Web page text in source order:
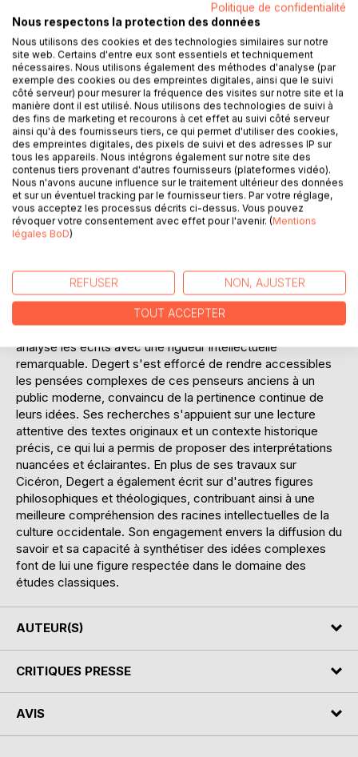
Cicéron a navigué entre les idéaux philosophiques et les
réalités politiques de son temps. Degert démontre
comment Cicéron a cherché à concilier la vie active et la
vie contemplative, proposant une éthique applicable tant à
l'individu qu'à la société. En plongeant dans les réflexions
de Cicéron, Degert nous invite à redécouvrir des concepts
intemporels de justice, de courage et de sagesse, toujours
pertinents dans notre monde contemporain. Ce livre est
une ressource inestimable pour quiconque s'intéresse aux
racines de la pensée morale et à l'influence durable de
Cicéron sur la philosophie occidentale.
L'AUTEUR :
Antoine Degert, érudit du début du XXe siècle, s'est
limités, ses contributions académiques témoignent de son
expertise et de sa passion pour l'histoire des idées. Il a
consacré une partie significative de sa carrière à l'étude
des philosophes classiques, notamment Cicéron, dont il a
analysé les écrits avec une rigueur intellectuelle
remarquable. Degert s'est efforcé de rendre accessibles
les pensées complexes de ces penseurs anciens à un
public moderne, convaincu de la pertinence continue de
leurs idées. Ses recherches s'appuient sur une lecture
attentive des textes originaux et un contexte historique
précis, ce qui lui a permis de proposer des interprétations
nuancées et éclairantes. En plus de ses travaux sur
Cicéron, Degert a également écrit sur d'autres figures
philosophiques et théologiques, contribuant ainsi à une
meilleure compréhension des racines intellectuelles de la
culture occidentale. Son engagement envers la diffusion du
savoir et sa capacité à synthétiser des idées complexes
font de lui une figure respectée dans le domaine des
études classiques.
AUTEUR(S)
CRITIQUES PRESSE
AVIS
Politique de confidentialité
Nous respectons la protection des données
Nous utilisons des cookies et des technologies similaires sur notre
site web. Certains d'entre eux sont essentiels et techniquement
nécessaires. Nous utilisons également des méthodes d'analyse (par
exemple des cookies ou des empreintes digitales, ainsi que le suivi
côté serveur) pour mesurer la fréquence des visites sur notre site et la
manière dont il est utilisé. Nous utilisons des technologies de suivi à
des fins de marketing et recourons à cet effet au suivi côté serveur
ainsi qu'à des fournisseurs tiers, ce qui permet d'utiliser des cookies,
des empreintes digitales, des pixels de suivi et des adresses IP sur
tous les appareils. Nous intégrons également sur notre site des
contenus tiers provenant d'autres fournisseurs (plateformes vidéo).
Nous n'avons aucune influence sur le traitement ultérieur des données
et sur un éventuel tracking par le fournisseur tiers. Par votre réglage,
vous acceptez les processus décrits ci-dessus. Vous pouvez
révoquer votre consentement avec effet pour l'avenir. (Mentions
légales BoD)
REFUSER NON, AJUSTER
TOUT ACCEPTER